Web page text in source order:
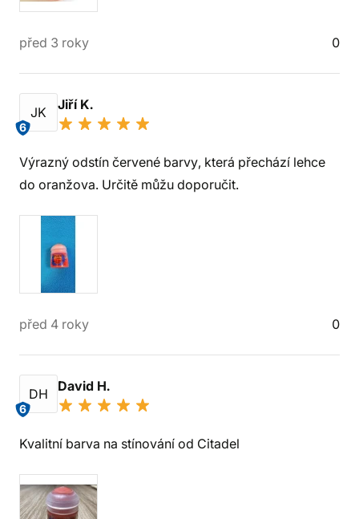
před 3 roky 0
JK
6
Jiří K.
Výrazný odstín červené barvy, která přechází lehce
do oranžova. Určitě můžu doporučit.
před 4 roky 0
DH
6
David H.
Kvalitní barva na stínování od Citadel